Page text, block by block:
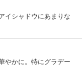
イシャドウにあまりな
やかに。特にグラデー